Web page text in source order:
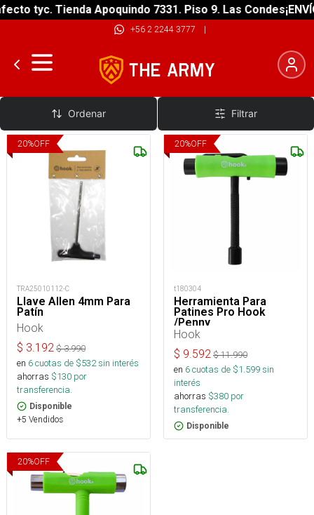
tyc. Tienda Apoquindo 7331. Piso 9. Las Condes
+56 2 2244 3777 |
Herramientas Reparación
Ordenar Filtrar
20%OFF
TRA25010112-C
Llave Allen 4mm Para
Patín
Hook
$ 3.192 $3.990
en 6cuotas de $532sin interés
ahorras $130 por
transferencia.
Disponible
+5 Vendidos
20%OFF
t180304
Herramienta Para
Patines Pro Hook
/Penny
Hook
$ 9.592 $11.990
en 6cuotas de $1.599sin
interés
ahorras $380 por
transferencia.
Disponible
20%OFF